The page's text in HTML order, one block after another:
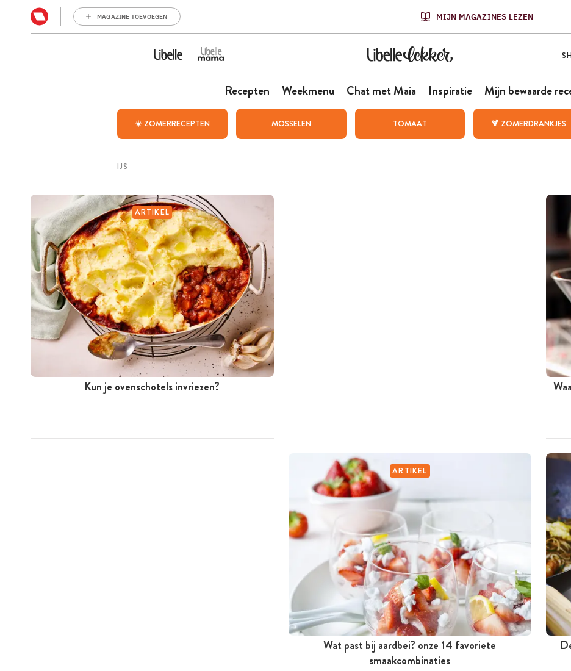
MAGAZINE TOEVOEGEN MIJN MAGAZINES LEZEN
Recepten Weekmenu Chat met Maia Inspiratie Mijn bewaarde
☀️ ZOMERRECEPTEN MOSSELEN TOMAAT 🍹 ZOMERDRANKJES
ARTIKEL
Kun je ovenschotels invriezen?
ARTIKEL
Wat past bij aardbei? onze 14 favoriete
smaakcombinaties